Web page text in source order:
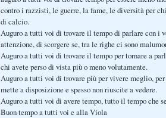
contro i razzisti, le guerre, la fame, le diversità per
di calcio.
Auguro a tutti voi di trovare il tempo di parlare con i
attenzione, di scorgere se, tra le righe ci sono
Auguro a tutti voi di trovare il tempo per tornare a
chi avete perso di vista più o meno volutamente.
Auguro a tutti voi di trovare più per vivere meglio,
mette a disposizione e spesso non riuscite a vedere.
Auguro a tutti voi di avere tempo, tutto il tempo che
Buon tempo a tutti voi e alla Viola